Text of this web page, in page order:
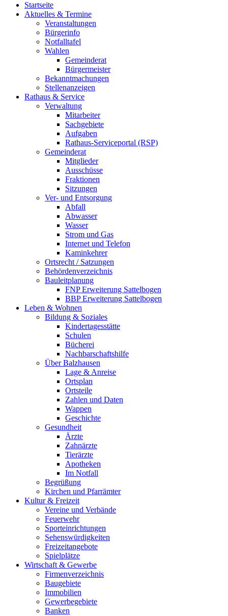
Startseite
Aktuelles & Termine
Veranstaltungen
Bürgerinfo
Notfalltafel
Wahlen
Gemeinderat
Bürgermeister
Bekanntmachungen
Stellenanzeigen
Rathaus & Service
Verwaltung
Mitarbeiter
Sachgebiete
Aufgaben
Rathaus-Serviceportal (RSP)
Gemeinderat
Mitglieder
Ausschüsse
Fraktionen
Sitzungen
Ver- und Entsorgung
Abfall
Abwasser
Wasser
Strom und Gas
Internet und Telefon
Kaminkehrer
Ortsrecht / Satzungen
Behördenverzeichnis
Bauleitplanung
FNP Erweiterung Sattelbogen
BBP Erweiterung Sattelbogen
Leben & Wohnen
Bildung & Soziales
Kindertagesstätte
Schulen
Bücherei
Nachbarschaftshilfe
Über Balzhausen
Lage & Anreise
Ortsplan
Ortsteile
Zahlen und Daten
Wappen
Geschichte
Gesundheit
Ärzte
Zahnärzte
Tierärzte
Apotheken
Im Notfall
Begrüßung
Kirchen und Pfarrämter
Kultur & Freizeit
Vereine und Verbände
Feuerwehr
Sporteinrichtungen
Sehenswürdigkeiten
Freizeitangebote
Spielplätze
Wirtschaft & Gewerbe
Firmenverzeichnis
Baugebiete
Immobilien
Gewerbegebiete
Banken